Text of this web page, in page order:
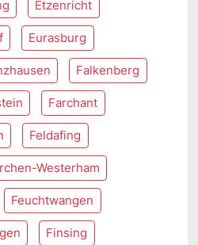
Etzenricht
Eurasburg
Falkenberg
Farchant
Feldafing
Westerham
Feuchtwangen
Finsing